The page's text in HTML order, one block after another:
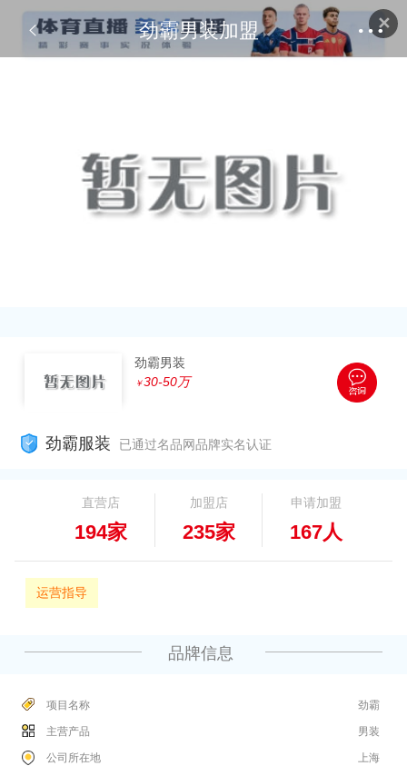
✕
劲霸男装加盟
劲霸男装
￥30-50万
劲霸服装 已通过名品网品牌实名认证
直营店
194家
加盟店
235家
申请加盟
167人
运营指导
品牌信息
项目名称 劲霸
主营产品 男装
公司所在地 上海